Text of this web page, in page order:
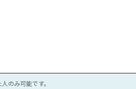
のみ可能です。